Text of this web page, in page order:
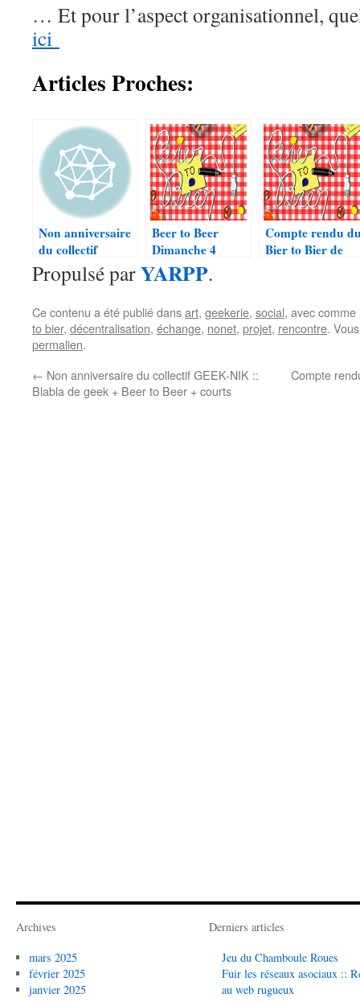
… Et pour l’aspect organisationnel,
ici
Articles Proches:
Non anniversaire
du collectif
GEEK-NIK ::
Blabla de geek +
courts
Beer to Beer
Dimanche 4
décembre 19 h
Compte rendu
Bier to Bier de
Propulsé parYARPP.
Ce contenu a été publié dansart, geekerie, social, avec
to bier, décentralisation, échange, nonet, projet, rencontre.
permalien.
← Non anniversaire du collectif GEEK-NIK ::
Blabla de geek + Beer to Beer + courts
Compte
Archives
mars 2025
février 2025
janvier 2025
Derniers articles
Jeu du Chamboule Roues
Fuir les réseaux asociaux ::
au web rugueux